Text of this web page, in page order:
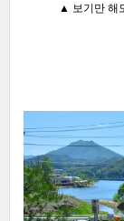
▲ 보기만 해